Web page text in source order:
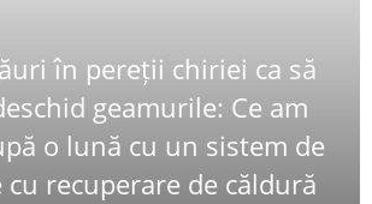
în pereții chiriei ca să
geamurile: Ce am
o lună cu un sistem de
recuperare de căldură